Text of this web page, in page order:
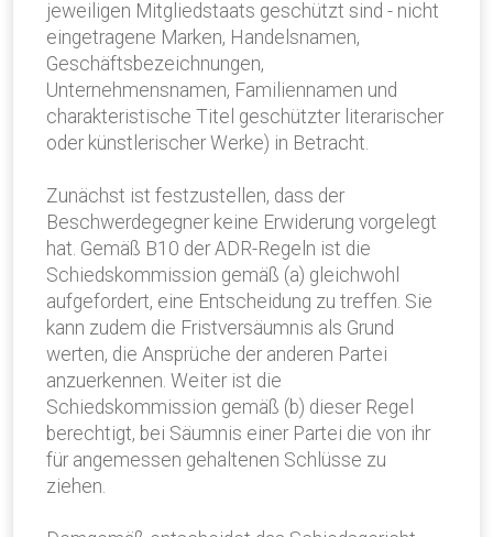
jeweiligen Mitgliedstaats geschützt sind - nicht
eingetragene Marken, Handelsnamen,
Geschäftsbezeichnungen,
Unternehmensnamen, Familiennamen und
charakteristische Titel geschützter literarischer
oder künstlerischer Werke) in Betracht.
Zunächst ist festzustellen, dass der
Beschwerdegegner keine Erwiderung vorgelegt
hat. Gemäß B10 der ADR-Regeln ist die
Schiedskommission gemäß (a) gleichwohl
aufgefordert, eine Entscheidung zu treffen. Sie
kann zudem die Fristversäumnis als Grund
werten, die Ansprüche der anderen Partei
anzuerkennen. Weiter ist die
Schiedskommission gemäß (b) dieser Regel
berechtigt, bei Säumnis einer Partei die von ihr
für angemessen gehaltenen Schlüsse zu
ziehen.